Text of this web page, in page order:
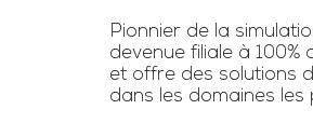
Pionnier de la
devenue filiale à
et offre des solutions
dans les domaines les